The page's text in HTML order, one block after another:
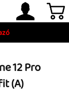
12 Pro
(A)